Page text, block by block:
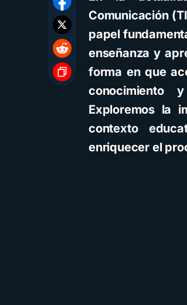
Comunicación
papel
enseñanza y
forma en que
conocimiento
Exploremos la
contexto
enriquecer el